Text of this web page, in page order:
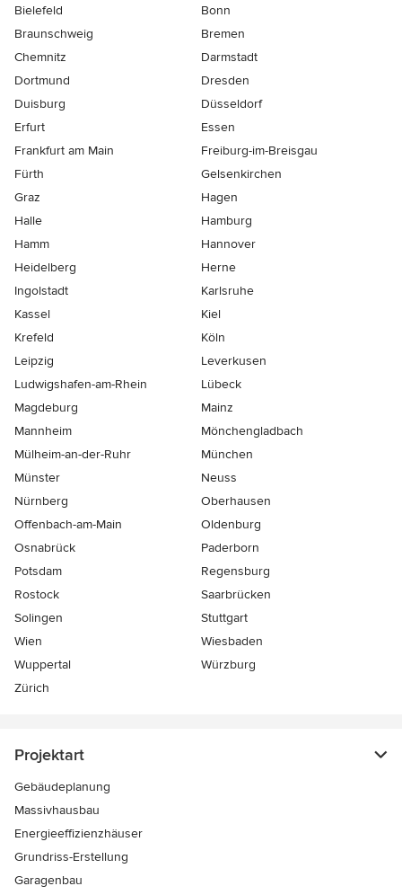
Bielefeld
Bonn
Braunschweig
Bremen
Chemnitz
Darmstadt
Dortmund
Dresden
Duisburg
Düsseldorf
Erfurt
Essen
Frankfurt am Main
Freiburg-im-Breisgau
Fürth
Gelsenkirchen
Graz
Hagen
Halle
Hamburg
Hamm
Hannover
Heidelberg
Herne
Ingolstadt
Karlsruhe
Kassel
Kiel
Krefeld
Köln
Leipzig
Leverkusen
Ludwigshafen-am-Rhein
Lübeck
Magdeburg
Mainz
Mannheim
Mönchen­gladbach
Mülheim-an-der-Ruhr
München
Münster
Neuss
Nürnberg
Oberhausen
Offenbach-am-Main
Oldenburg
Osnabrück
Paderborn
Potsdam
Regensburg
Rostock
Saarbrücken
Solingen
Stuttgart
Wien
Wiesbaden
Wuppertal
Würzburg
Zürich
Projektart
Gebäudeplanung
Massivhausbau
Energieeffizienzhäuser
Grundriss-Erstellung
Garagenbau